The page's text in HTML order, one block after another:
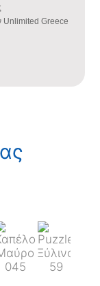
Unlimited Greece